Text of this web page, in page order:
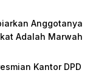
Anggotanya
Adalah Marwah
Kantor DPD